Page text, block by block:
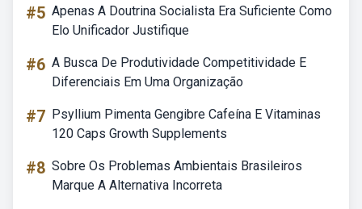
#5 Apenas A Doutrina Socialista Era Suficiente Como
Elo Unificador Justifique
#6 A Busca De Produtividade Competitividade E
Diferenciais Em Uma Organização
#7 Psyllium Pimenta Gengibre Cafeína E Vitaminas
120 Caps Growth Supplements
#8 Sobre Os Problemas Ambientais Brasileiros
Marque A Alternativa Incorreta